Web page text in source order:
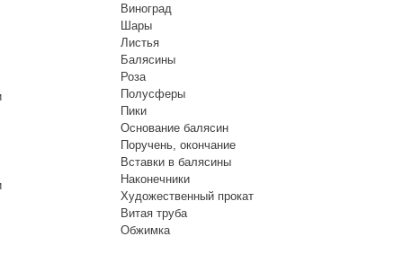
Виноград
Шары
Листья
Балясины
Роза
Полусферы
Пики
Основание балясин
Поручень, окончание
Вставки в балясины
Наконечники
Художественный прокат
Витая труба
Обжимка